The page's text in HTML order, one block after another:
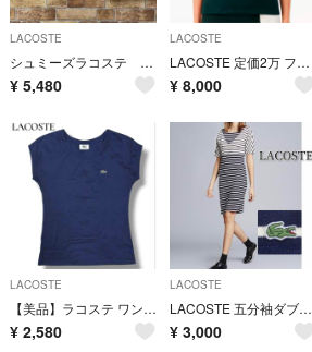
LACOSTE
シュミーズラコステ ニットスカート 刺繍ロゴ ヴィンテージ 立体編み 3D 42
¥ 5,480
LACOSTE
LACOSTE 定価2万 フランスメイドシングルジャージポロシャツ スリム
¥ 8,000
LACOSTE
【美品】ラコステ ワンポイントロゴ フレンチスリーブ Tシャツ ネイビー 42
¥ 2,580
LACOSTE
LACOSTE 五分袖ダブルフェースドレス ボーダー ワンピース 36 刺繍
¥ 3,000